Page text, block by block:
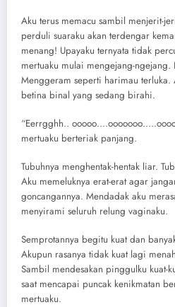
Aku terus memacu sambil menjerit-
perduli suaraku akan terdengar
menang! Upayaku ternyata tidak
mertuaku mulai mengejang-
Menggeram seperti harimau
betina binal yang sedang birahi.
“Eerrgghh..
mertuaku berteriak panjang.
Tubuhnya menghentak-hentak liar.
Aku memeluknya erat-erat agar
goncangannya. Mendadak aku
menyirami seluruh relung vaginaku.
Semprotannya begitu kuat dan
Akupun rasanya tidak kuat lagi
Sambil mendesakan pinggulku kuat-
saat mencapai puncak kenikmatan
mertuaku.